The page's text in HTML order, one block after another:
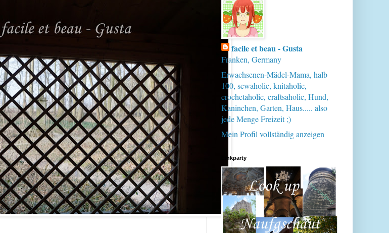
facile et beau - Gusta
Franken, Germany
Erwachsenen-Mädel-Mama, halb
100, sewaholic, knitaholic,
crochetaholic, craftsaholic, Hund,
Kaninchen, Garten, Haus..... also
jede Menge Freizeit ;)
Mein Profil vollständig anzeigen
Linkparty